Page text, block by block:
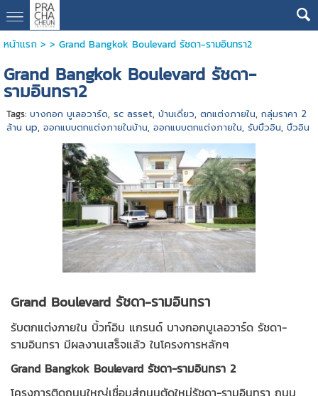
หน้าแรก> > Grand Bangkok Boulevard รัชดา-รามอินทรา2
Grand Bangkok Boulevard รัชดา-
รามอินทรา2
Tags: บางกอก บูเลอวาร์ด, sc asset, บ้านเดี่ยว, ตกแต่งภายใน, กลุ่มราคา 2
ล้าน up, ออกแบบตกแต่งภายในบ้าน, ออกแบบตกแต่งภายใน, รับบิ้วอิน, บิ้วอิน
Grand Boulevard รัชดา-รามอินทรา
รับตกแต่งภายใน บิ้วท์อิน แกรนด์ บางกอกบูเลอวาร์ด รัชดา-
รามอินทรา มีผลงานเสร็จแล้ว ในโครงการหลักๆ
Grand Bangkok Boulevard รัชดา-รามอินทรา 2
โครงการติดถนนใหญ่เชื่อมสู่ถนนตัดใหม่รัชดา-รามอินทรา ถนน